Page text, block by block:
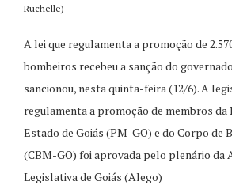
Ruchelle)
A lei que regulamenta a promoção de
bombeiros recebeu a sanção do
sancionou, nesta quinta-feira (12/6). A
regulamenta a promoção de membros
Estado de Goiás (PM-GO) e do Corpo de
(CBM-GO) foi aprovada pelo plenário da
Legislativa de Goiás (Alego)